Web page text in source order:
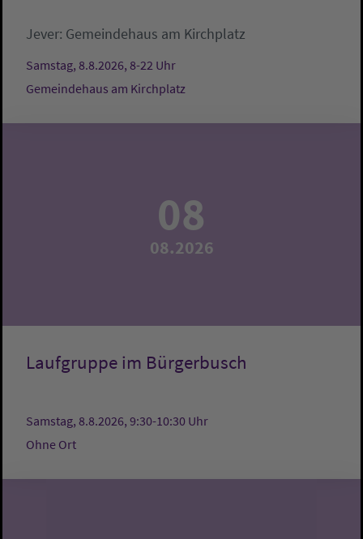
Jever: Gemeindehaus am Kirchplatz
Samstag, 8.8.2026, 8-22 Uhr
Gemeindehaus am Kirchplatz
08
08.2026
Laufgruppe im Bürgerbusch
Samstag, 8.8.2026, 9:30-10:30 Uhr
Ohne Ort